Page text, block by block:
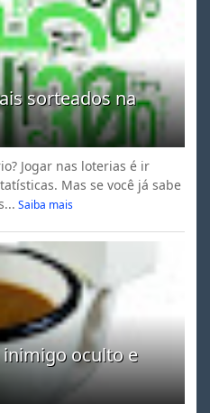
sorteados na
Jogar nas loterias é ir
Mas se você já sabe
Saiba mais
oculto e